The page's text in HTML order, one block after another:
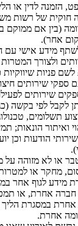
הזמנה לדין או
חוקית של רשות
(בין אם ממוקם
אחר).
מידע אישי עם
ולצורך
פניות שיווקיות
ספקי שירותים
שירותים
לקבל לפי בקשה
תשלומים,
ואיתור הונאות;
הודעות וכן
או לא מזוהה על
מחקר או
מידע לגוף אחר
חברה אחרת, או
אחרת במסגרת
אחרת.